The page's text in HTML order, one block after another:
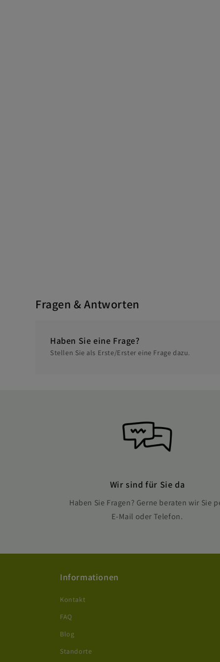
Fragen & Antworten
Haben Sie eine Frage?
Stellen Sie als Erste/Erster eine Frage dazu.
Wir sind für Sie da
Haben Sie Fragen? Gerne beraten wir Sie
E-Mail oder Telefon.
Informationen
Kontakt
FAQ
Blog
Standorte